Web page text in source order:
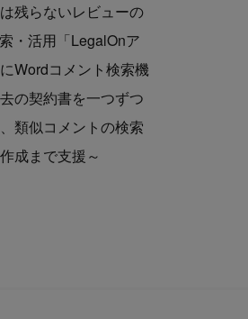
残らないレビューの
・活用「LegalOnア
Wordコメント検索機
の契約書を一つずつ
類似コメントの検索
成まで支援～